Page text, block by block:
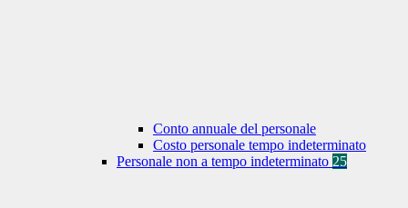
Conto annuale del personale
Costo personale tempo indeterminato
Personale non a tempo indeterminato 25